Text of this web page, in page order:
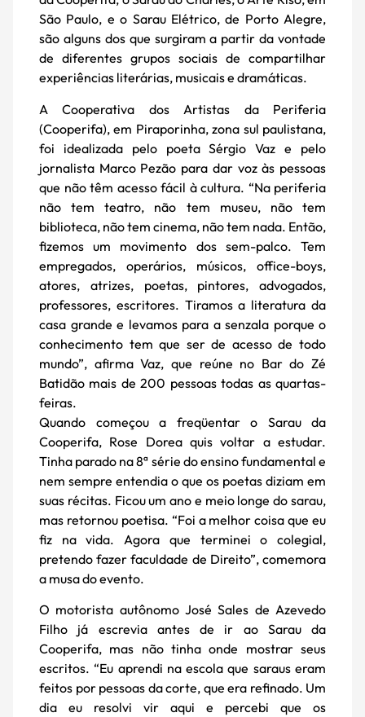
São Paulo, e o Sarau Elétrico, de Porto Alegre,
são alguns dos que surgiram a partir da vontade
de diferentes grupos sociais de compartilhar
experiências literárias, musicais e dramáticas.
A Cooperativa dos Artistas da Periferia
(Cooperifa), em Piraporinha, zona sul paulistana,
foi idealizada pelo poeta Sérgio Vaz e pelo
jornalista Marco Pezão para dar voz às pessoas
que não têm acesso fácil à cultura. “Na periferia
não tem teatro, não tem museu, não tem
biblioteca, não tem cinema, não tem nada. Então,
fizemos um movimento dos sem-palco. Tem
empregados, operários, músicos, office-boys,
atores, atrizes, poetas, pintores, advogados,
professores, escritores. Tiramos a literatura da
casa grande e levamos para a senzala porque o
conhecimento tem que ser de acesso de todo
mundo”, afirma Vaz, que reúne no Bar do Zé
Batidão mais de 200 pessoas todas as quartas-
feiras.
Quando começou a freqüentar o Sarau da
Cooperifa, Rose Dorea quis voltar a estudar.
Tinha parado na 8ª série do ensino fundamental e
nem sempre entendia o que os poetas diziam em
suas récitas. Ficou um ano e meio longe do sarau,
mas retornou poetisa. “Foi a melhor coisa que eu
fiz na vida. Agora que terminei o colegial,
pretendo fazer faculdade de Direito”, comemora
a musa do evento.
O motorista autônomo José Sales de Azevedo
Filho já escrevia antes de ir ao Sarau da
Cooperifa, mas não tinha onde mostrar seus
escritos. “Eu aprendi na escola que saraus eram
feitos por pessoas da corte, que era refinado. Um
dia eu resolvi vir aqui e percebi que os